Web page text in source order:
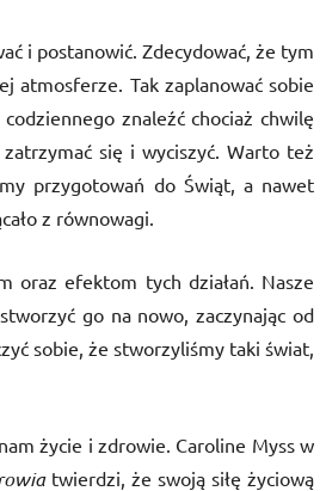
i postanowić. Zdecydować, że tym
atmosferze. Tak zaplanować sobie
znaleźć chociaż chwilę
się i wyciszyć. Warto też
przygotowań do Świąt, a nawet
z równowagi.
oraz efektom tych działań. Nasze
go na nowo, zaczynając od
sobie, że stworzyliśmy taki świat,
życie i zdrowie. Caroline Myss w
twierdzi, że swoją siłę życiową